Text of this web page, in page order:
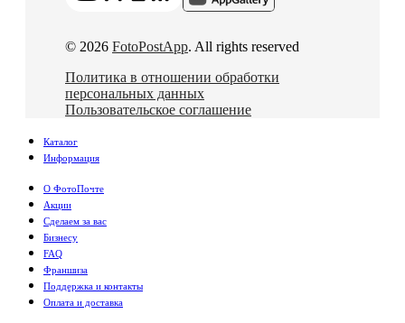
© 2026 FotoPostApp. All rights reserved
Политика в отношении обработки
персональных данных
Пользовательское соглашение
Каталог
Информация
О ФотоПочте
Акции
Сделаем за вас
Бизнесу
FAQ
Франшиза
Поддержка и контакты
Оплата и доставка